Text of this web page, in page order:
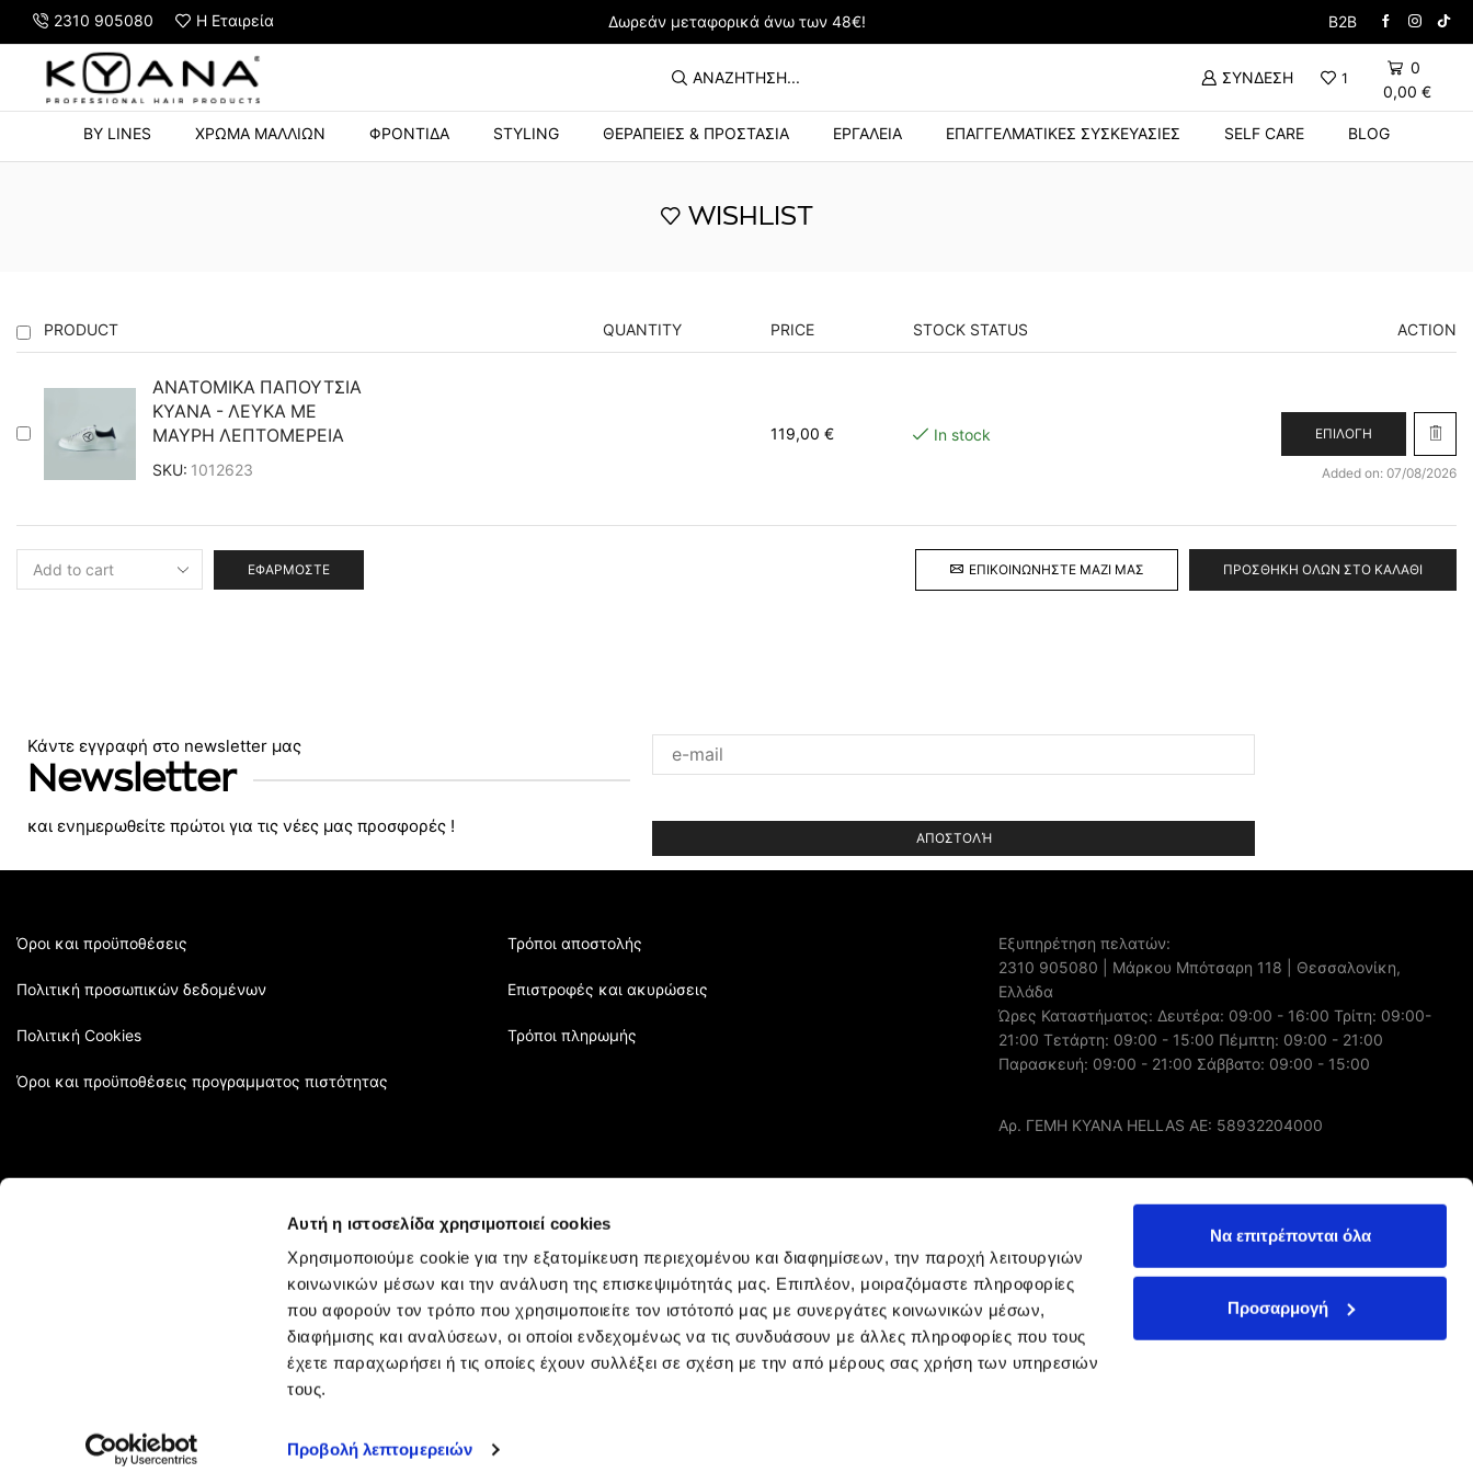
Αυτή η ιστοσελίδα χρησιμοποιεί cookies
Χρησιμοποιούμε cookie για την εξατομίκευση περιεχομένου και διαφημίσεων, την παροχή λειτουργιών
κοινωνικών μέσων και την ανάλυση της επισκεψιμότητάς μας. Επιπλέον, μοιραζόμαστε πληροφορίες
που αφορούν τον τρόπο που χρησιμοποιείτε τον ιστότοπό μας με συνεργάτες κοινωνικών μέσων,
διαφήμισης και αναλύσεων, οι οποίοι ενδεχομένως να τις συνδυάσουν με άλλες πληροφορίες που τους
έχετε παραχωρήσει ή τις οποίες έχουν συλλέξει σε σχέση με την από μέρους σας χρήση των υπηρεσιών
τους.
Προβολή λεπτομερειών
Να επιτρέπονται όλα
Προσαρμογή
2310 905080 Η Εταιρεία
STRONG HOLD 500ml με αγορές άνω των 60€ Δωρεάν μεταφορικά άνω των 48€! Δώρο Βούρτσα με την
B2B
ΑΝΑΖΉΤΗΣΗ... ΣΎΝΔΕΣΗ 1
0
0,00 €
BY LINES ΧΡΩΜΑ ΜΑΛΛΙΩΝ ΦΡΟΝΤΙΔΑ STYLING ΘΕΡΑΠΕΙΕΣ & ΠΡΟΣΤΑΣΙΑ ΕΡΓΑΛΕΙΑ ΕΠΑΓΓΕΛΜΑΤΙΚΈΣ ΣΥΣΚΕΥΑΣΊΕΣ SELF CARE BLOG
WISHLIST
PRODUCT QUANTITY PRICE STOCK STATUS ACTION
ΑΝΑΤΟΜΙΚΑ ΠΑΠΟΥΤΣΙΑ
KYANA - ΛΕΥΚΑ ΜΕ
ΜΑΥΡΗ ΛΕΠΤΟΜΕΡΕΙΑ
SKU: 1012623
119,00 € In stock ΕΠΙΛΟΓΉ
Added on: 07/08/2026
ΕΦΑΡΜΌΣΤΕ ΕΠΙΚΟΙΝΩΝΉΣΤΕ ΜΑΖΊ ΜΑΣ ΠΡΟΣΘΉΚΗ ΌΛΩΝ ΣΤΟ ΚΑΛΆΘΙ
Κάντε εγγραφή στο newsletter μας
Newsletter
και ενημερωθείτε πρώτοι για τις νέες μας προσφορές !
this
field
Όροι και προϋποθέσεις
Πολιτική προσωπικών δεδομένων
Πολιτική Cookies
Όροι και προϋποθέσεις προγραμματος πιστότητας
Τρόποι αποστολής
Επιστροφές και ακυρώσεις
Τρόποι πληρωμής
Εξυπηρέτηση πελατών:
2310 905080 | Μάρκου Μπότσαρη 118 | Θεσσαλονίκη,
Ελλάδα
Ώρες Καταστήματος: Δευτέρα: 09:00 - 16:00 Τρίτη: 09:00-
21:00 Τετάρτη: 09:00 - 15:00 Πέμπτη: 09:00 - 21:00
Παρασκευή: 09:00 - 21:00 Σάββατο: 09:00 - 15:00
Αρ. ΓΕΜΗ ΚΥΑΝΑ HELLAS AE: 58932204000